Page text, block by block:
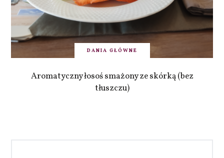
DANIA GŁÓWNE
Aromatyczny łosoś smażony ze skórką (bez
tłuszczu)